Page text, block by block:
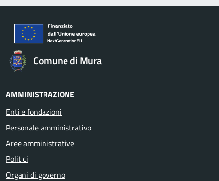
Comune di Mura
AMMINISTRAZIONE
Enti e fondazioni
Personale amministrativo
Aree amministrative
Politici
Organi di governo